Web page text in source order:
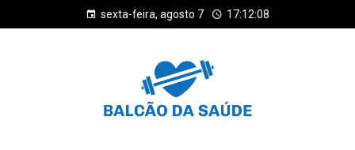
sexta-feira, agosto 7 17:12:08